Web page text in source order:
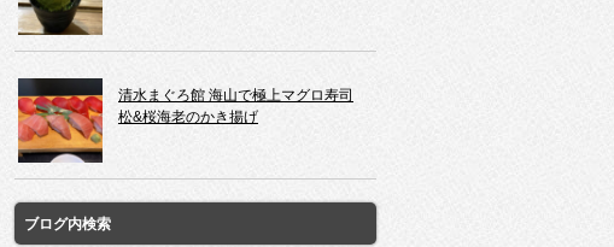
清水まぐろ館 海山で極上マグロ寿司
松&桜海老のかき揚げ
ブログ内検索